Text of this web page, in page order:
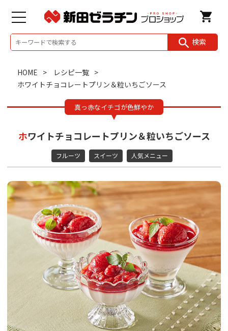
検索
HOME
レシピ一覧
ホワイトチョコレートプリン＆粒いちごソース
真っ赤なイチゴが色鮮やか
ホワイトチョコレートプリン＆粒いちごソース
フルーツ スイーツ 人気メニュー